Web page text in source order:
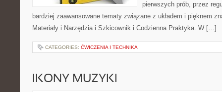
pierwszych prób, przez
bardziej zaawansowane tematy związane z układem i pięknem
Materiały i Narzędzia i Szkicownik i Codzienna Praktyka. W […]
CATEGORIES: ĆWICZENIA I TECHNIKA
IKONY MUZYKI